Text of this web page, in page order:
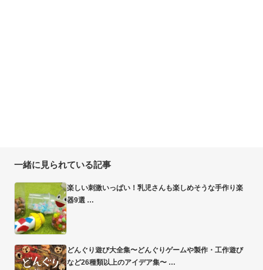
一緒に見られている記事
楽しい刺激いっぱい！乳児さんも楽しめそうな手作り楽
器9選
どんぐり遊び大全集〜どんぐりゲームや製作・工作遊び
など26種類以上のアイデア集〜